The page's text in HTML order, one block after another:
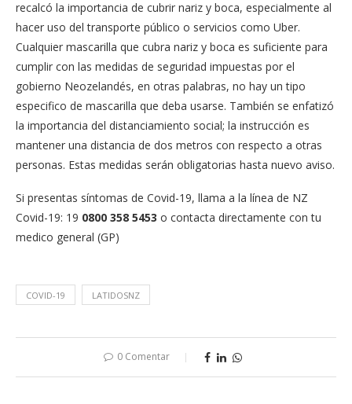
recalcó la importancia de cubrir nariz y boca, especialmente al
hacer uso del transporte público o servicios como Uber.
Cualquier mascarilla que cubra nariz y boca es suficiente para
cumplir con las medidas de seguridad impuestas por el
gobierno Neozelandés, en otras palabras, no hay un tipo
especifico de mascarilla que deba usarse. También se enfatizó
la importancia del distanciamiento social; la instrucción es
mantener una distancia de dos metros con respecto a otras
personas. Estas medidas serán obligatorias hasta nuevo aviso.
Si presentas síntomas de Covid-19, llama a la línea de NZ
Covid-19: 19 0800 358 5453 o contacta directamente con tu
medico general (GP)
COVID-19 LATIDOSNZ
0 Comentar